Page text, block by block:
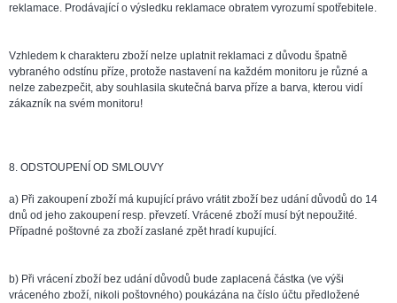
reklamace. Prodávající o výsledku reklamace obratem vyrozumí spotřebitele.
Vzhledem k charakteru zboží nelze uplatnit reklamaci z důvodu špatně
vybraného odstínu příze, protože nastavení na každém monitoru je různé a
nelze zabezpečit, aby souhlasila skutečná barva příze a barva, kterou vidí
zákazník na svém monitoru!
8. ODSTOUPENÍ OD SMLOUVY
a) Při zakoupení zboží má kupující právo vrátit zboží bez udání důvodů do 14
dnů od jeho zakoupení resp. převzetí. Vrácené zboží musí být nepoužité.
Případné poštovné za zboží zaslané zpět hradí kupující.
b) Při vrácení zboží bez udání důvodů bude zaplacená částka (ve výši
vráceného zboží, nikoli poštovného) poukázána na číslo účtu předložené